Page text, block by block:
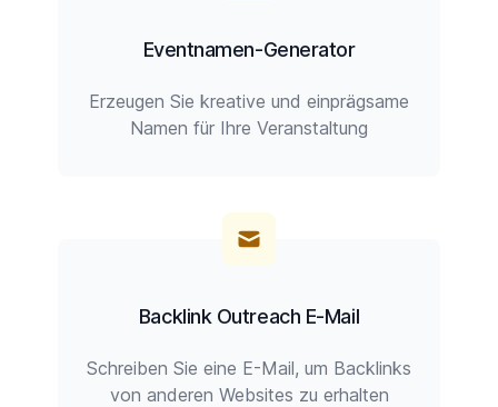
Eventnamen-Generator
Erzeugen Sie kreative und einprägsame
Namen für Ihre Veranstaltung
Backlink Outreach E-Mail
Schreiben Sie eine E-Mail, um Backlinks
von anderen Websites zu erhalten